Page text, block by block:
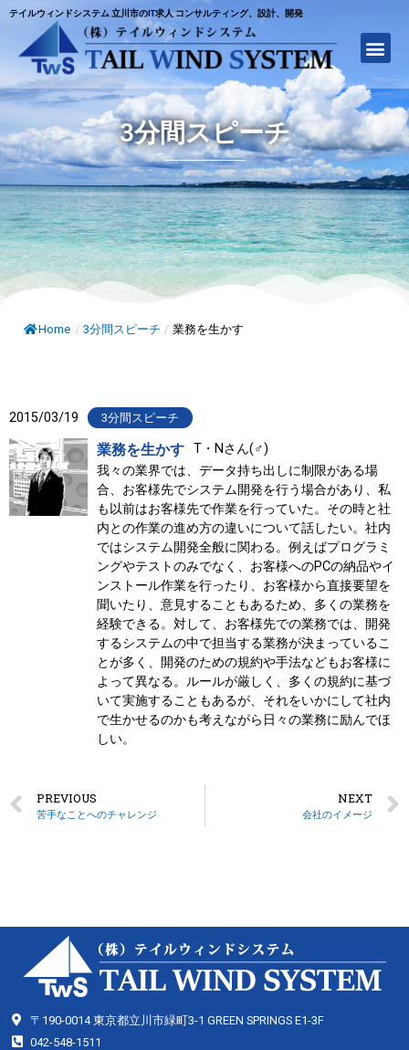
テイルウィンドシステム 立川市のIT求人 コンサルティング、設計、開発
3分間スピーチ
Home / 3分間スピーチ / 業務を生かす
2015/03/19 3分間スピーチ
業務を生かす
T・Nさん(♂)
我々の業界では、データ持ち出しに制限がある場
合、お客様先でシステム開発を行う場合があり、私
も以前はお客様先で作業を行っていた。その時と社
内との作業の進め方の違いについて話したい。社内
ではシステム開発全般に関わる。例えばプログラミ
ングやテストのみでなく、お客様へのPCの納品やイ
ンストール作業を行ったり、お客様から直接要望を
聞いたり、意見することもあるため、多くの業務を
経験できる。対して、お客様先での業務では、開発
するシステムの中で担当する業務が決まっているこ
とが多く、開発のための規約や手法などもお客様に
よって異なる。ルールが厳しく、多くの規約に基づ
いて実施することもあるが、それをいかにして社内
で生かせるのかも考えながら日々の業務に励んでほ
しい。
PREVIOUS
苦手なことへのチャレンジ
NEXT
会社のイメージ
〒190-0014 東京都立川市緑町3-1 GREEN SPRINGS E1-3F
042-548-1511